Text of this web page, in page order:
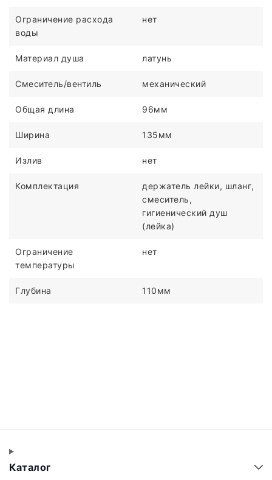
Ограничение расхода
воды
нет
Материал душа латунь
Смеситель/вентиль механический
Общая длина 96мм
Ширина 135мм
Излив нет
Комплектация
держатель лейки, шланг,
смеситель,
гигиенический душ
(лейка)
Ограничение
температуры
нет
Глубина 110мм
Каталог